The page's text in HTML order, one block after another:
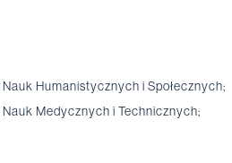
Humanistycznych i Społecznych;
Medycznych i Technicznych;